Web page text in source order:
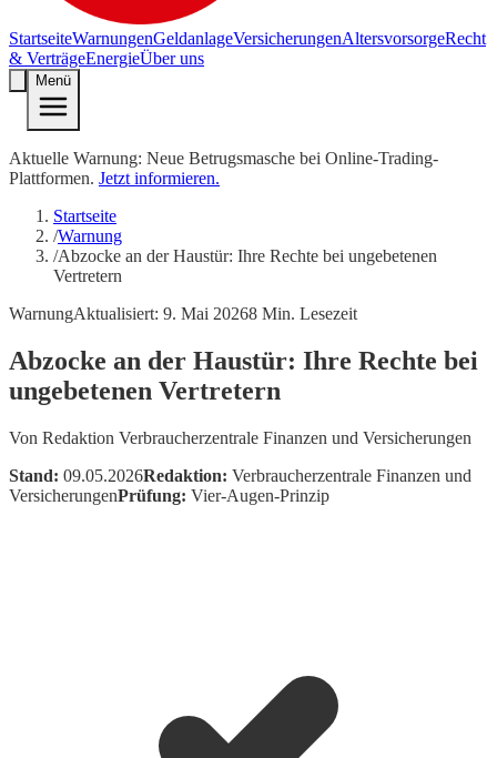
StartseiteWarnungenGeldanlageVersicherungenAltersvorsorgeRecht
& VerträgeEnergieÜber uns
Menü
Aktuelle Warnung: Neue Betrugsmasche bei Online-Trading-
Plattformen. Jetzt informieren.
Startseite
/Warnung
/Abzocke an der Haustür: Ihre Rechte bei ungebetenen
Vertretern
WarnungAktualisiert: 9. Mai 20268 Min. Lesezeit
Abzocke an der Haustür: Ihre Rechte bei
ungebetenen Vertretern
Von Redaktion Verbraucherzentrale Finanzen und Versicherungen
Stand: 09.05.2026Redaktion: Verbraucherzentrale Finanzen und
VersicherungenPrüfung: Vier-Augen-Prinzip